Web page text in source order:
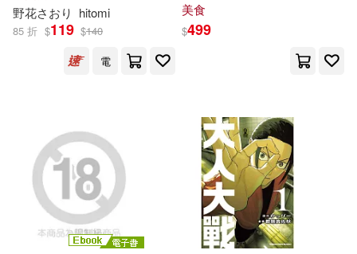
故宮精品(2) 電子書(1343)
有聲書(84)
秋(43)
莎士比亞(40)
秋月理翠(34) 暁佳奈(32)
田畑由秋(32) 姬叉(31)
遠東圖書(135)
人民郵電出版社(119)
科學出版社(118)
編集者發行社(109)
配送方式 (可複選)
可海外宅配(12110)
可港澳店取(11880)
野花さおり hitomi
85 折 $119 $140
電
美食
$499